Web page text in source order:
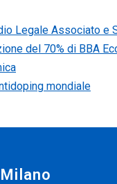
Legale Associato e
del 70% di BBA
mondiale